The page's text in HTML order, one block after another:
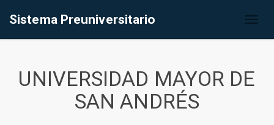
Sistema Preuniversitario
UNIVERSIDAD MAYOR DE
SAN ANDRÉS